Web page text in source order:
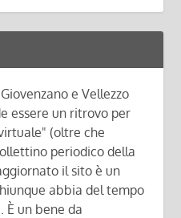
e Vellezzo
essere un ritrovo per
(oltre che
periodico della
il sito è un
abbia del tempo
È un bene da